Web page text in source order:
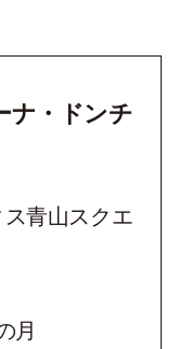
ナ・ドンチ
青山スクエ
月